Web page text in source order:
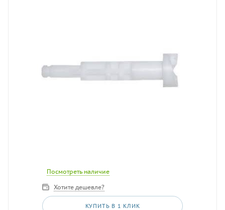
Посмотреть наличие
Хотите дешевле?
КУПИТЬ В 1 КЛИК